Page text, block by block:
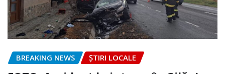
BREAKING NEWS ȘTIRI LOCALE